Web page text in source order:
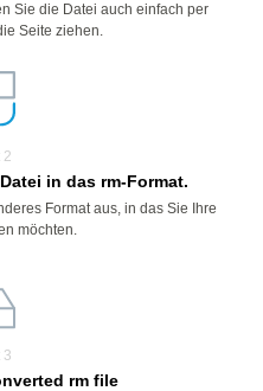
Sie die Datei auch einfach per
Seite ziehen.
2
in das rm-Format.
Format aus, in das Sie Ihre
möchten.
3
rm file